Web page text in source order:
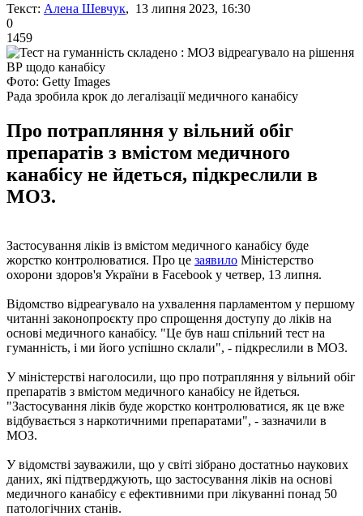
Текст: Алена Шевчук, 13 липня 2023, 16:30
0
1459
Фото: Getty Images
Рада зробила крок до легалізації медичного канабісу
Про потрапляння у вільний обіг
препаратів з вмістом медичного
канабісу не йдеться, підкреслили в
МОЗ.
Застосування ліків із вмістом медичного канабісу буде
жорстко контролюватися. Про це заявило Міністерство
охорони здоров'я України в Facebook у четвер, 13 липня.
Відомство відреагувало на ухвалення парламентом у першому
читанні законопроєкту про спрощення доступу до ліків на
основі медичного канабісу. "Це був наш спільний тест на
гуманність, і ми його успішно склали", - підкреслили в МОЗ.
У міністерстві наголосили, що про потрапляння у вільний обіг
препаратів з вмістом медичного канабісу не йдеться.
"Застосування ліків буде жорстко контролюватися, як це вже
відбувається з наркотичними препаратами", - зазначили в
МОЗ.
У відомстві зауважили, що у світі зібрано достатньо наукових
даних, які підтверджують, що застосування ліків на основі
медичного канабісу є ефективними при лікуванні понад 50
патологічних станів.